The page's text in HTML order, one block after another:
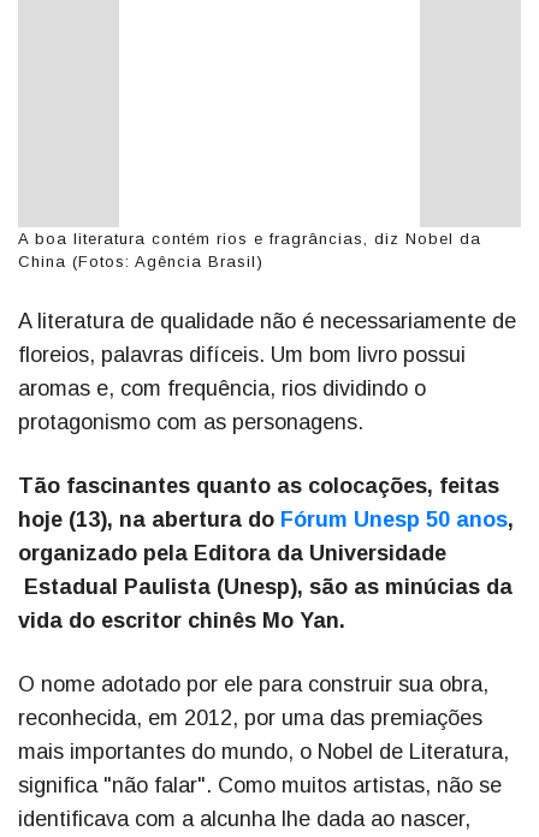
A boa literatura contém rios e fragrâncias, diz Nobel da
China (Fotos: Agência Brasil)
A literatura de qualidade não é necessariamente de
floreios, palavras difíceis. Um bom livro possui
aromas e, com frequência, rios dividindo o
protagonismo com as personagens.
Tão fascinantes quanto as colocações, feitas
hoje (13), na abertura do Fórum Unesp 50 anos,
organizado pela Editora da Universidade
Estadual Paulista (Unesp), são as minúcias da
vida do escritor chinês Mo Yan.
O nome adotado por ele para construir sua obra,
reconhecida, em 2012, por uma das premiações
mais importantes do mundo, o Nobel de Literatura,
significa "não falar". Como muitos artistas, não se
identificava com a alcunha lhe dada ao nascer,